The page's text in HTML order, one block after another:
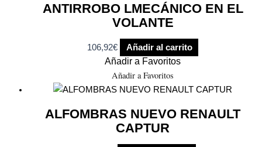
ANTIRROBO LMECÁNICO EN EL
VOLANTE
106,92€ Añadir al carrito
Añadir a Favoritos
Añadir a Favoritos
ALFOMBRAS NUEVO RENAULT
CAPTUR